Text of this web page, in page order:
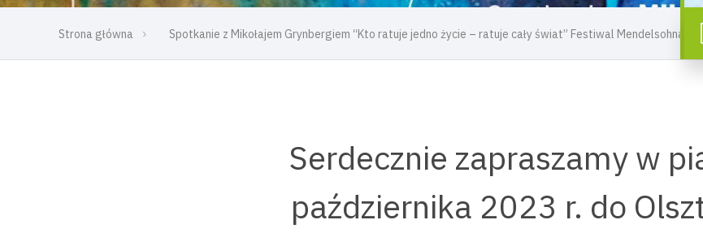
Strona główna Spotkanie z Mikołajem Grynbergiem “Kto ratuje jedno życie – ratuje cały świat” Festiwal Mendelsohna
Serdecznie zapraszamy w
października 2023 r. do